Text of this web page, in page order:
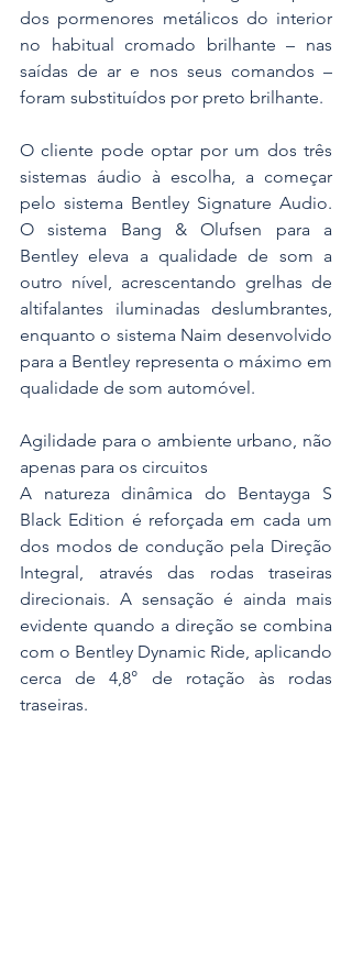
dos pormenores metálicos do interior
no habitual cromado brilhante – nas
saídas de ar e nos seus comandos –
foram substituídos por preto brilhante.
O cliente pode optar por um dos três
sistemas áudio à escolha, a começar
pelo sistema Bentley Signature Audio.
O sistema Bang & Olufsen para a
Bentley eleva a qualidade de som a
outro nível, acrescentando grelhas de
altifalantes iluminadas deslumbrantes,
enquanto o sistema Naim desenvolvido
para a Bentley representa o máximo em
qualidade de som automóvel.
Agilidade para o ambiente urbano, não
apenas para os circuitos
A natureza dinâmica do Bentayga S
Black Edition é reforçada em cada um
dos modos de condução pela Direção
Integral, através das rodas traseiras
direcionais. A sensação é ainda mais
evidente quando a direção se combina
com o Bentley Dynamic Ride, aplicando
cerca de 4,8° de rotação às rodas
traseiras.